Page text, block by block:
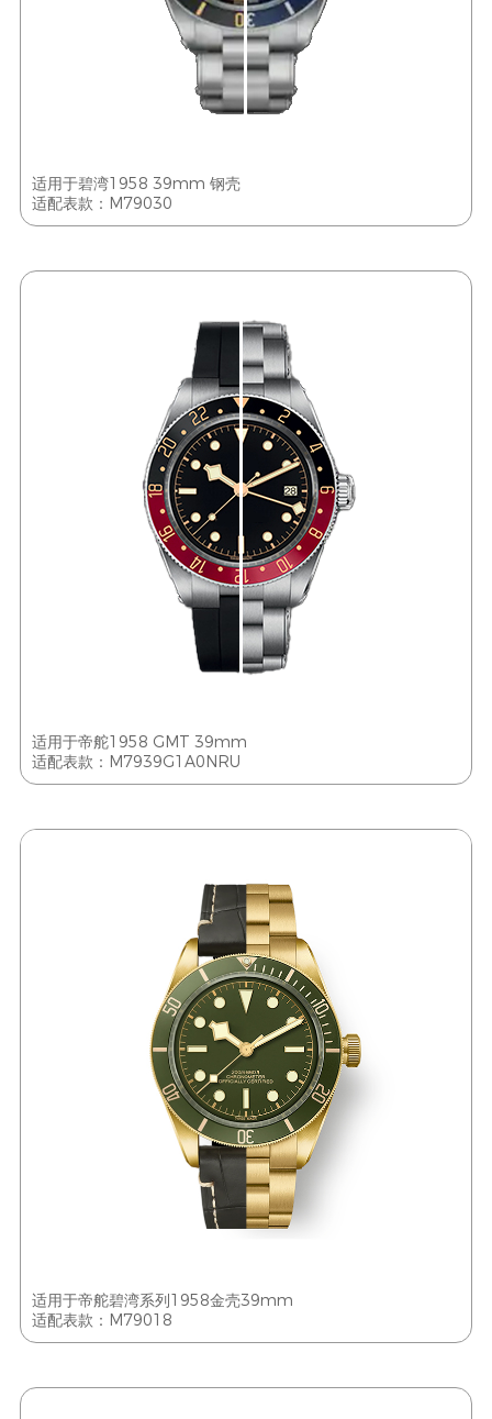
适用于碧湾1958 39mm 钢壳
适配表款：M79030
适用于帝舵1958 GMT 39mm
适配表款：M7939G1A0NRU
适用于帝舵碧湾系列1958金壳39mm
适配表款：M79018